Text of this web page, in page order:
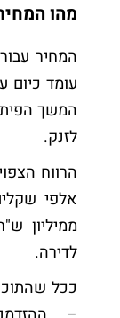
מהו המחיר
המחיר
עומד
המשך
לזנק.
הרווח
אלפי
ממיליון
לדירה.
ככל